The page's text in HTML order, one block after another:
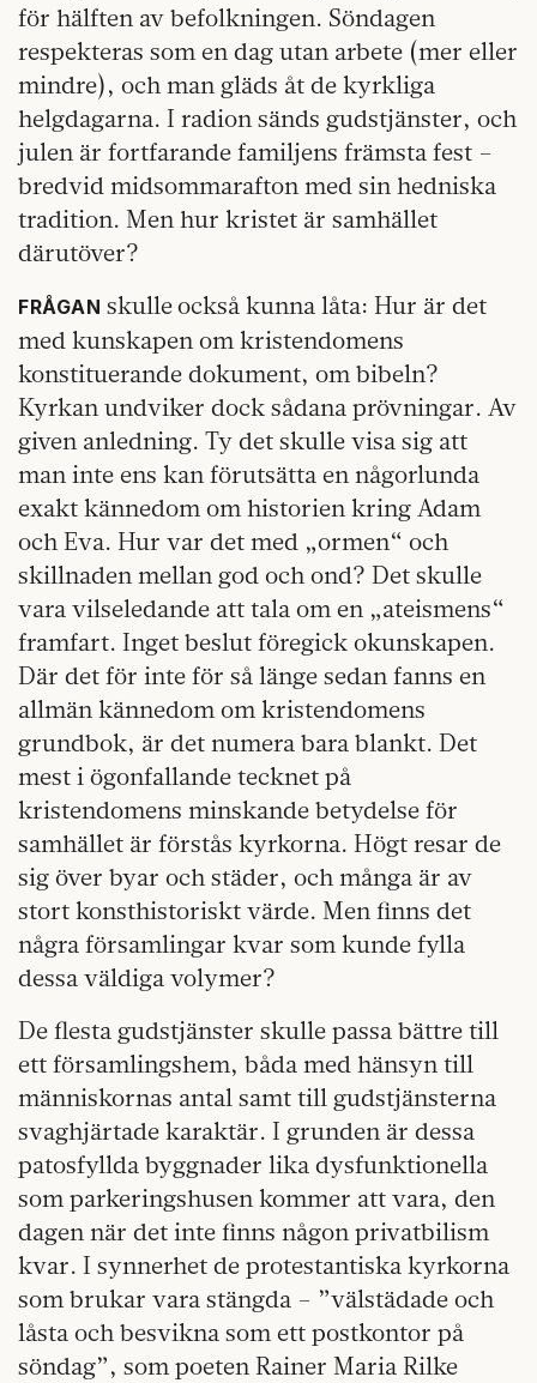
för hälften av befolkningen. Söndagen
respekteras som en dag utan arbete (mer eller
mindre), och man gläds åt de kyrkliga
helgdagarna. I radion sänds gudstjänster, och
julen är fortfarande familjens främsta fest –
bredvid midsommarafton med sin hedniska
tradition. Men hur kristet är samhället
därutöver?
FRÅGAN skulleockså kunna låta: Hur är det
med kunskapen om kristendomens
konstituerande dokument, om bibeln?
Kyrkan undviker dock sådana prövningar. Av
given anledning. Ty det skulle visa sig att
man inte ens kan förutsätta en någorlunda
exakt kännedom om historien kring Adam
och Eva. Hur var det med „ormen“ och
skillnaden mellan god och ond? Det skulle
vara vilseledande att tala om en „ateismens“
framfart. Inget beslut föregick okunskapen.
Där det för inte för så länge sedan fanns en
allmän kännedom om kristendomens
grundbok, är det numera bara blankt. Det
mest i ögonfallande tecknet på
kristendomens minskande betydelse för
samhället är förstås kyrkorna. Högt resar de
sig över byar och städer, och många är av
stort konsthistoriskt värde. Men finns det
några församlingar kvar som kunde fylla
dessa väldiga volymer?
De flesta gudstjänster skulle passa bättre till
ett församlingshem, båda med hänsyn till
människornas antal samt till gudstjänsterna
svaghjärtade karaktär. I grunden är dessa
patosfyllda byggnader lika dysfunktionella
som parkeringshusen kommer att vara, den
dagen när det inte finns någon privatbilism
kvar. I synnerhet de protestantiska kyrkorna
som brukar vara stängda – ”välstädade och
låsta och besvikna som ett postkontor på
söndag”, som poeten Rainer Maria Rilke